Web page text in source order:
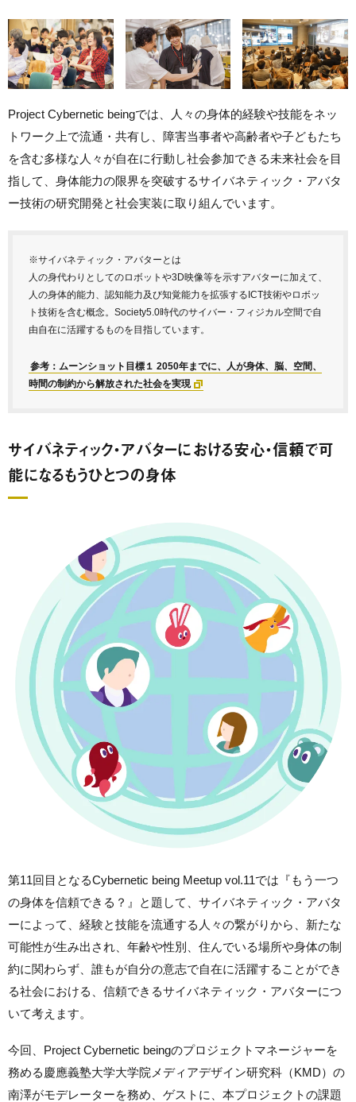
Project Cybernetic beingでは、人々の身体的経験や技能をネッ
トワーク上で流通・共有し、障害当事者や高齢者や子どもたち
を含む多様な人々が自在に行動し社会参加できる未来社会を目
指して、身体能力の限界を突破するサイバネティック・アバタ
ー技術の研究開発と社会実装に取り組んでいます。
※サイバネティック・アバターとは
人の身代わりとしてのロボットや3D映像等を示すアバターに加えて、
人の身体的能力、認知能力及び知覚能力を拡張するICT技術やロボッ
ト技術を含む概念。Society5.0時代のサイバー・フィジカル空間で自
由自在に活躍するものを目指しています。
参考：ムーンショット目標１ 2050年までに、人が身体、脳、空間、
時間の制約から解放された社会を実現
サイバネティック・アバターにおける安心・信頼で可
能になるもうひとつの身体
第11回目となるCybernetic being Meetup vol.11では『もう一つ
の身体を信頼できる？』と題して、サイバネティック・アバタ
ーによって、経験と技能を流通する人々の繋がりから、新たな
可能性が生み出され、年齢や性別、住んでいる場所や身体の制
約に関わらず、誰もが自分の意志で自在に活躍することができ
る社会における、信頼できるサイバネティック・アバターにつ
いて考えます。
今回、Project Cybernetic beingのプロジェクトマネージャーを
務める慶應義塾大学大学院メディアデザイン研究科（KMD）の
南澤がモデレーターを務め、ゲストに、本プロジェクトの課題